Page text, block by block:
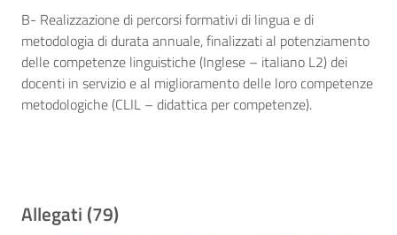
B- Realizzazione di percorsi formativi di lingua e di
metodologia di durata annuale, finalizzati al potenziamento
delle competenze linguistiche (Inglese – italiano L2) dei
docenti in servizio e al miglioramento delle loro competenze
metodologiche (CLIL – didattica per competenze).
Allegati (79)